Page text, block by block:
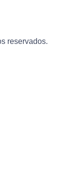
reservados.